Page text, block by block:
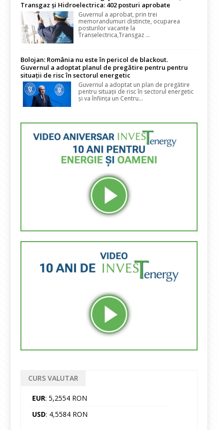
Transgaz și Hidroelectrica: 402 posturi aprobate
Guvernul a aprobat, prin trei
memorandumuri distincte, ocuparea
posturilor vacante la
Transelectrica,Transgaz ...
Bolojan: România nu este în pericol de blackout.
Guvernul a adoptat planul de pregătire pentru pentru
situații de risc în sectorul energetic
Guvernul a adoptat un plan de pregătire
pentru situații de risc în sectorul energetic
și va înființa un Centru...
CURS VALUTAR
EUR: 5,2554 RON
USD: 4,5584 RON